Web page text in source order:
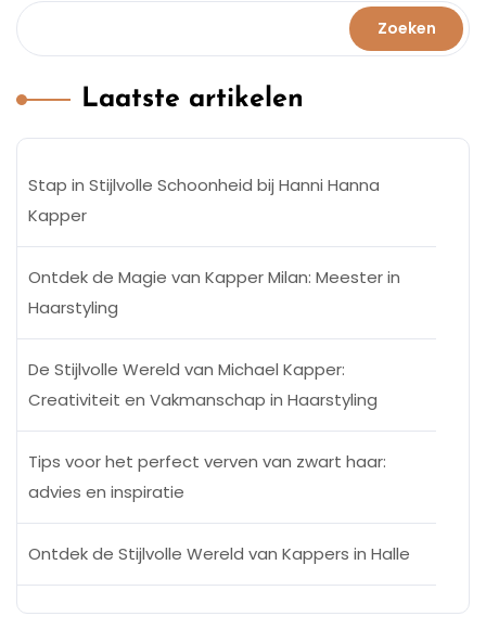
Zoeken
Laatste artikelen
Stap in Stijlvolle Schoonheid bij Hanni Hanna
Kapper
Ontdek de Magie van Kapper Milan: Meester in
Haarstyling
De Stijlvolle Wereld van Michael Kapper:
Creativiteit en Vakmanschap in Haarstyling
Tips voor het perfect verven van zwart haar:
advies en inspiratie
Ontdek de Stijlvolle Wereld van Kappers in Halle